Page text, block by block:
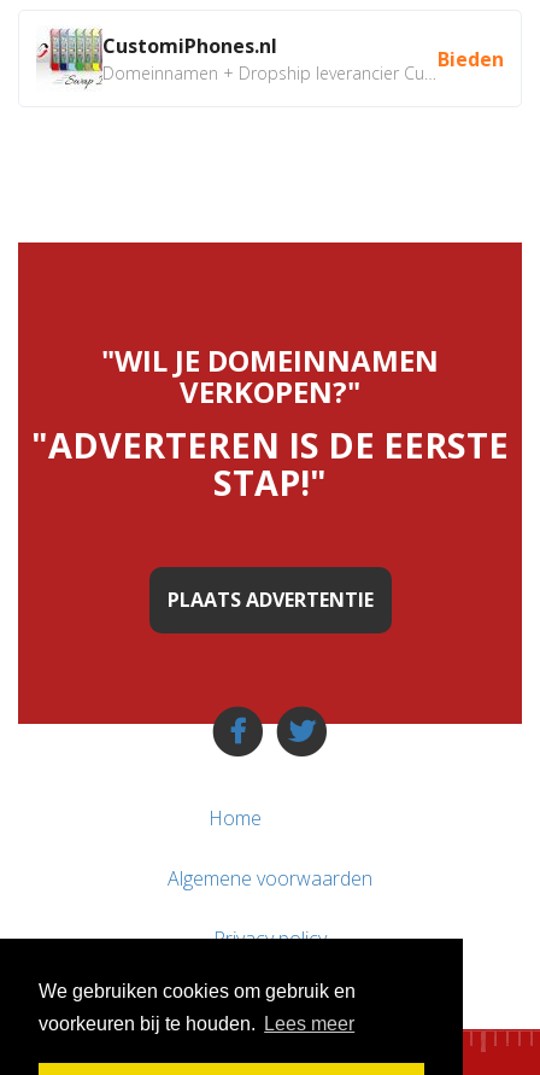
We gebruiken cookies om gebruik en
voorkeuren bij te houden.
Lees meer
CustomiPhones.nl Bieden
"WIL JE DOMEINNAMEN
VERKOPEN?"
"ADVERTEREN IS DE EERSTE
STAP!"
PLAATS ADVERTENTIE
Home
Algemene voorwaarden
Privacy policy
Contact / Support